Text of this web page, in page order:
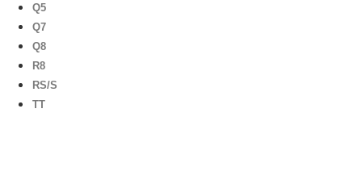
Q5
Q7
Q8
R8
RS/S
TT